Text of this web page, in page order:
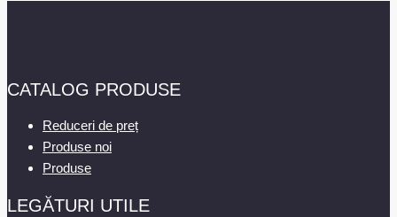
CATALOG PRODUSE
Reduceri de preț
Produse noi
Produse
LEGĂTURI UTILE